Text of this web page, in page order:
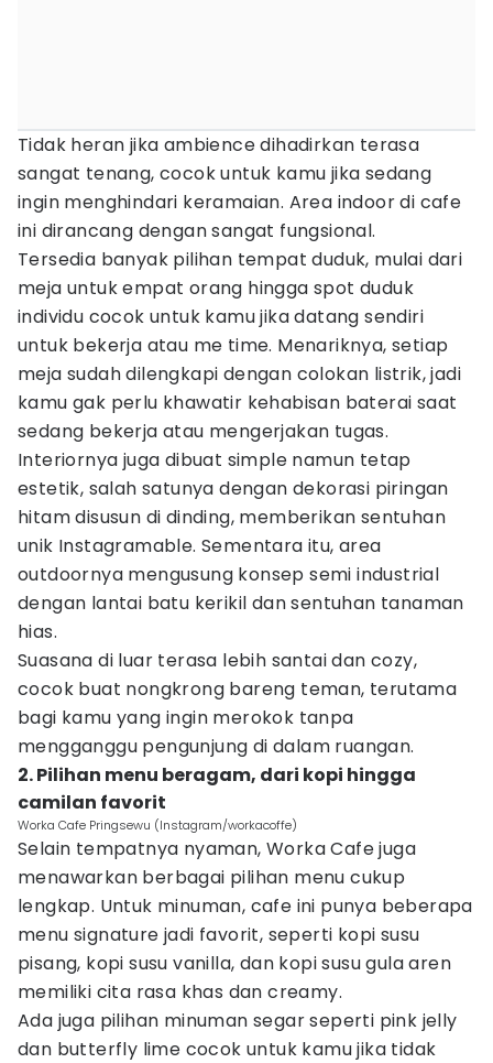
Tidak heran jika ambience dihadirkan terasa
sangat tenang, cocok untuk kamu jika sedang
ingin menghindari keramaian. Area indoor di cafe
ini dirancang dengan sangat fungsional.
Tersedia banyak pilihan tempat duduk, mulai dari
meja untuk empat orang hingga spot duduk
individu cocok untuk kamu jika datang sendiri
untuk bekerja atau me time. Menariknya, setiap
meja sudah dilengkapi dengan colokan listrik, jadi
kamu gak perlu khawatir kehabisan baterai saat
sedang bekerja atau mengerjakan tugas.
Interiornya juga dibuat simple namun tetap
estetik, salah satunya dengan dekorasi piringan
hitam disusun di dinding, memberikan sentuhan
unik Instagramable. Sementara itu, area
outdoornya mengusung konsep semi industrial
dengan lantai batu kerikil dan sentuhan tanaman
hias.
Suasana di luar terasa lebih santai dan cozy,
cocok buat nongkrong bareng teman, terutama
bagi kamu yang ingin merokok tanpa
mengganggu pengunjung di dalam ruangan.
2. Pilihan menu beragam, dari kopi hingga
camilan favorit
Worka Cafe Pringsewu (Instagram/workacoffe)
Selain tempatnya nyaman, Worka Cafe juga
menawarkan berbagai pilihan menu cukup
lengkap. Untuk minuman, cafe ini punya beberapa
menu signature jadi favorit, seperti kopi susu
pisang, kopi susu vanilla, dan kopi susu gula aren
memiliki cita rasa khas dan creamy.
Ada juga pilihan minuman segar seperti pink jelly
dan butterfly lime cocok untuk kamu jika tidak